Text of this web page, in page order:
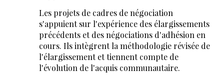
Les projets de cadres de négociation
s'appuient sur l'expérience des élargissements
précédents et des négociations d'adhésion en
cours. Ils intègrent la méthodologie révisée de
l'élargissement et tiennent compte de
l'évolution de l'acquis communautaire.